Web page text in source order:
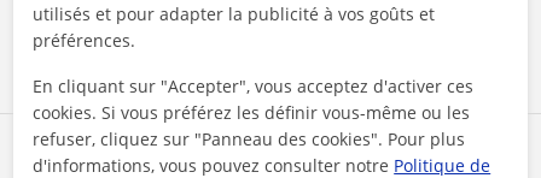
Partagez ce professeur
Contacter maintenant
utilisés et pour adapter la publicité à vos goûts et
préférences.
En cliquant sur "Accepter", vous acceptez d'activer ces
cookies. Si vous préférez les définir vous-même ou les
refuser, cliquez sur "Panneau des cookies". Pour plus
d'informations, vous pouvez consulter notre Politique de